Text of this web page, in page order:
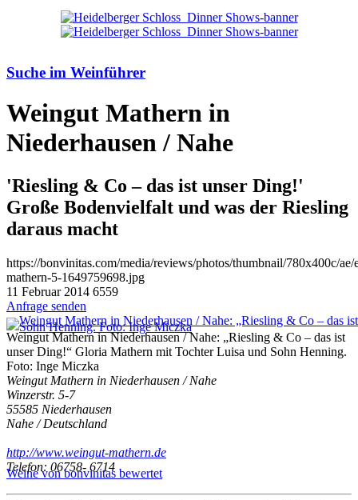
Suche im Weinführer
Weingut Mathern in
Niederhausen / Nahe
'Riesling & Co – das ist unser Ding!'
Große Bodenvielfalt und was der Riesling
daraus macht
https://bonvinitas.com/media/reviews/photos/thumbnail/780x400c/
mathern-5-1649759698.jpg
11 Februar 2014 6559
Anfrage senden
Weingut Mathern in Niederhausen / Nahe: „Riesling & Co – das ist
unser Ding!“ Gloria Mathern mit Tochter Luisa und Sohn Henning.
Foto: Inge Miczka
Weingut Mathern in Niederhausen / Nahe
Winzerstr. 5-7
55585 Niederhausen
Nahe / Deutschland
http://www.weingut-mathern.de
Telefon: 06758- 6714
Weine von bonvinitas bewertet